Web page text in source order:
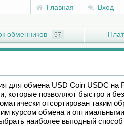
Главная Вход
обменников 57
для обмена USD Coin USDC на
которые позволяют быстро и
отсортирован таким
курсом обмена и
наиболее выгодный